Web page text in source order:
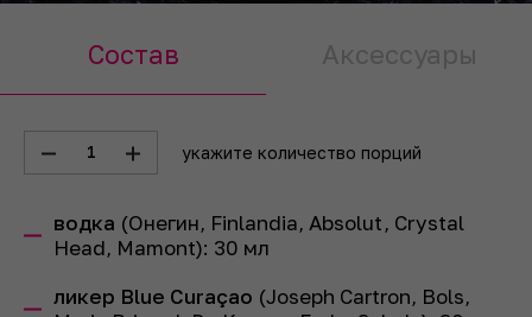
Состав Аксессуары
1 укажите количество порций
водка (Онегин, Finlandia, Absolut, Crystal
Head, Mamont): 30 мл
ликер Blue Curaçao (Joseph Cartron, Bols,